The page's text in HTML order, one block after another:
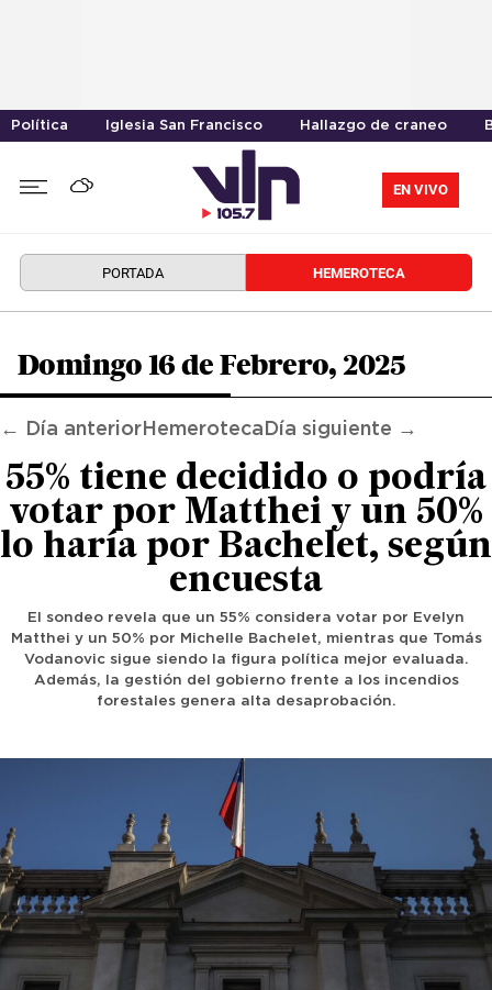
Política Iglesia San Francisco Hallazgo de craneo
EN VIVO
PORTADA HEMEROTECA
Domingo 16 de Febrero, 2025
← Día anterior Hemeroteca Día siguiente →
55% tiene decidido o podría
votar por Matthei y un 50%
lo haría por Bachelet, según
encuesta
El sondeo revela que un 55% considera votar por Evelyn
Matthei y un 50% por Michelle Bachelet, mientras que Tomás
Vodanovic sigue siendo la figura política mejor evaluada.
Además, la gestión del gobierno frente a los incendios
forestales genera alta desaprobación.